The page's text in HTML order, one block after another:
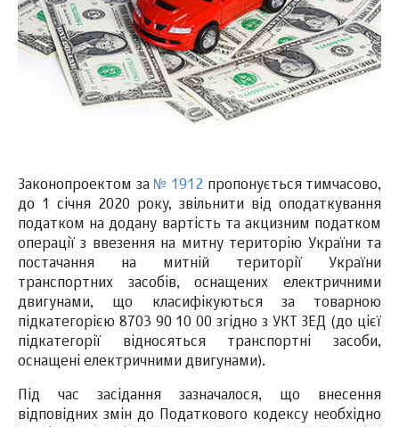
Законопроектом за № 1912 пропонується тимчасово,
до 1 січня 2020 року, звільнити від оподаткування
податком на додану вартість та акцизним податком
операції з ввезення на митну територію України та
постачання на митній території України
транспортних засобів, оснащених електричними
двигунами, що класифікуються за товарною
підкатегорією 8703 90 10 00 згідно з УКТ ЗЕД (до цієї
підкатегорії відносяться транспортні засоби,
оснащені електричними двигунами).
Під час засідання зазначалося, що внесення
відповідних змін до Податкового кодексу необхідно